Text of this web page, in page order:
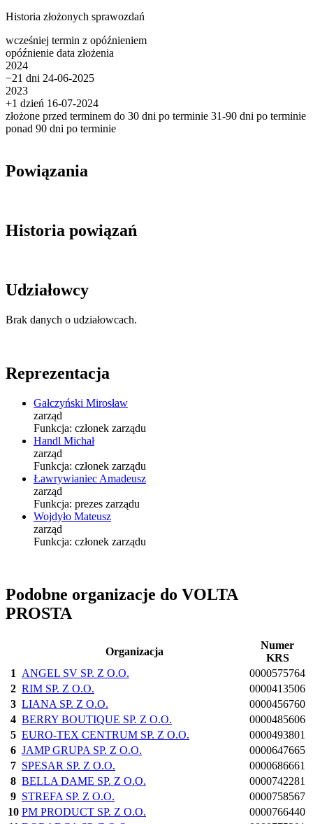
Historia złożonych sprawozdań
wcześniej termin z opóźnieniem
opóźnienie data złożenia
2024
−21 dni 24-06-2025
2023
+1 dzień 16-07-2024
złożone przed terminem do 30 dni po terminie 31-90 dni po terminie
ponad 90 dni po terminie
Powiązania
Historia powiązań
Udziałowcy
Brak danych o udziałowcach.
Reprezentacja
Gałczyński Mirosław
zarząd
Funkcja: członek zarządu
Handl Michał
zarząd
Funkcja: członek zarządu
Ławrywianiec Amadeusz
zarząd
Funkcja: prezes zarządu
Wojdyło Mateusz
zarząd
Funkcja: członek zarządu
Podobne organizacje do VOLTA
PROSTA
Organizacja
Numer
KRS
1
ANGEL SV SP. Z O.O.
0000575764
2 RIM SP. Z O.O.
0000413506
3 LIANA SP. Z O.O.
0000456760
4 BERRY BOUTIQUE SP. Z O.O.
0000485606
5 EURO-TEX CENTRUM SP. Z O.O.
0000493801
6 JAMP GRUPA SP. Z O.O.
0000647665
7 SPESAR SP. Z O.O.
0000686661
8 BELLA DAME SP. Z O.O.
0000742281
9 STREFA SP. Z O.O.
0000758567
10 PM PRODUCT SP. Z O.O.
0000766440